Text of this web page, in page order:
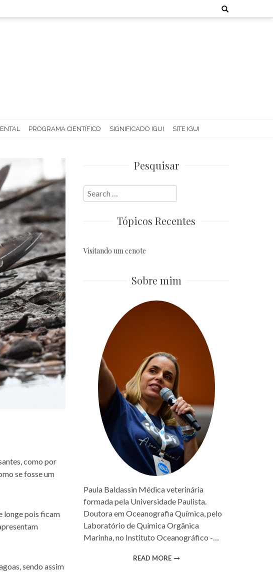
Search
for:
PROGRAMA CIENTÍFICO SIGNIFICADO IGUI SITE IGUI
como por
se fosse um
longe pois ficam
sendo assim
Pesquisar
Search
for:
Tópicos Recentes
Visitando um cenote
Sobre mim
Paula Baldassin Médica veterinária
formada pela Universidade Paulista.
Doutora em Oceanografia Química, pelo
Laboratório de Química Orgânica
Marinha, no Instituto Oceanográfico -…
READ MORE